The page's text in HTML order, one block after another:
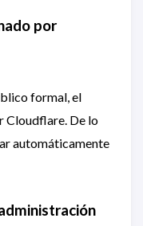
por
formal, el
Cloudflare. De lo
automáticamente